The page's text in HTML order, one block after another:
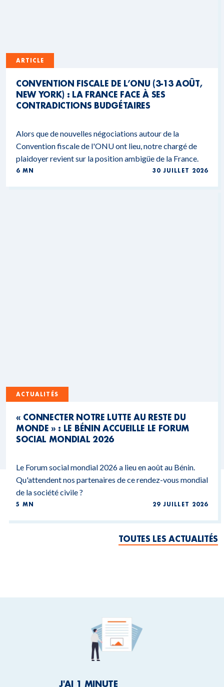
ARTICLE
CONVENTION FISCALE DE L’ONU (3-13 AOÛT,
NEW YORK) : LA FRANCE FACE À SES
CONTRADICTIONS BUDGÉTAIRES
Alors que de nouvelles négociations autour de la
Convention fiscale de l'ONU ont lieu, notre chargé de
plaidoyer revient sur la position ambigüe de la France.
6 MN 30 JUILLET 2026
ACTUALITÉS
« CONNECTER NOTRE LUTTE AU RESTE DU
MONDE » : LE BÉNIN ACCUEILLE LE FORUM
SOCIAL MONDIAL 2026
Le Forum social mondial 2026 a lieu en août au Bénin.
Qu'attendent nos partenaires de ce rendez-vous mondial
de la société civile ?
5 MN 29 JUILLET 2026
TOUTES LES ACTUALITÉS
J'AI 1 MINUTE